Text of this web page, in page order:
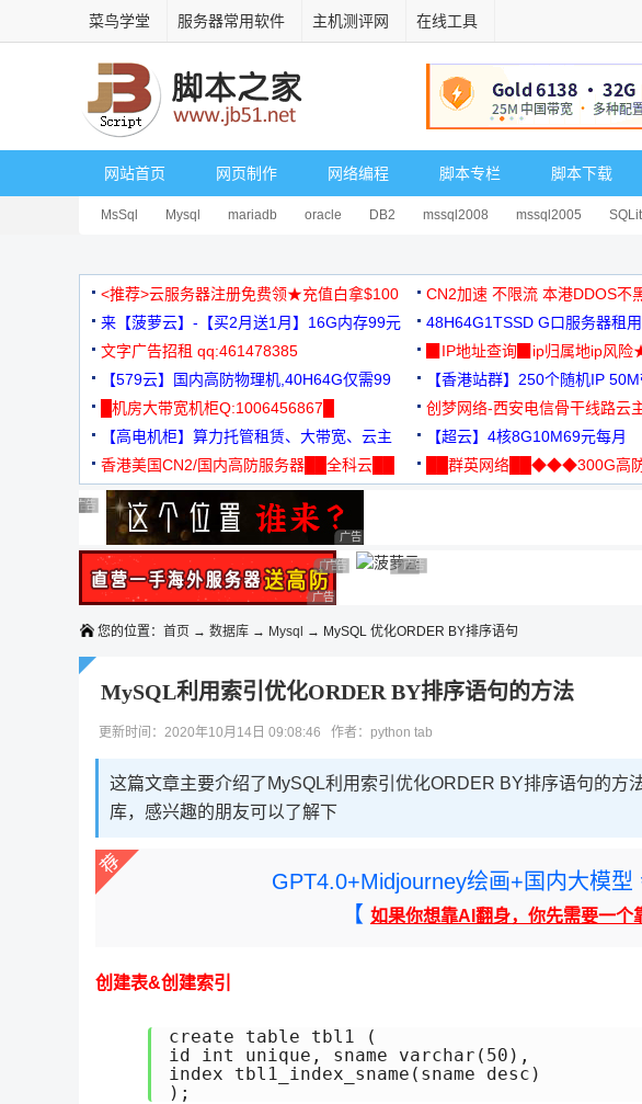
菜鸟学堂 服务器常用软件 主机测评网 在线工具
网站首页 网页制作 网络编程 脚本专栏 脚本下载
MsSql Mysql mariadb oracle DB2 mssql2008 mssql2005
<推荐>云服务器注册免费领★充值白拿$100 CN2加速 不限流 本港DDOS不
来【菠萝云】-【买2月送1月】16G内存99元
48H64G1TSSD G口服务器租
3000+可免费测试
文字广告招租 qq:461478385
▉IP地址查询▉ip归属地ip风险
【579云】国内高防物理机,40H64G仅需99
元
【香港站群】250个随机IP
█机房大带宽机柜Q:1006456867█
创梦网络-西安电信骨干线路云
88元/月
【高电机柜】算力托管租赁、大带宽、云主
机
【超云】4核8G10M69元每月
香港美国CN2/国内高防服务器██全科云██
██群英网络██◆◆◆300G高
广告 商业广告，理性选择
广告 商业广告，理性选择
广告 商业广告，理性选择
广告 商业广告，理性选择
广告 商业广告，理性选择
广告 商业广告，理性选择
广告 商业广告，理性选择
广告 商业广告，理性选择广告 商业广告，理性选择
广告 商业广告，理性选择
您的位置： 首页 → 数据库 → Mysql → MySQL 优化ORDER BY排序语句
MySQL利用索引优化ORDER BY排序语句的方法
更新时间：2020年10月14日 09:08:46 作者：python tab
这篇文章主要介绍了MySQL利用索引优化ORDER BY排序语句的方
库，感兴趣的朋友可以了解下
GPT4.0+Midjourney绘画+国内大模型
【 如果你想靠AI翻身，你先需要一个
创建表&创建索引
create table tbl1 (
id int unique, sname varchar(50),
index tbl1_index_sname(sname desc)
);